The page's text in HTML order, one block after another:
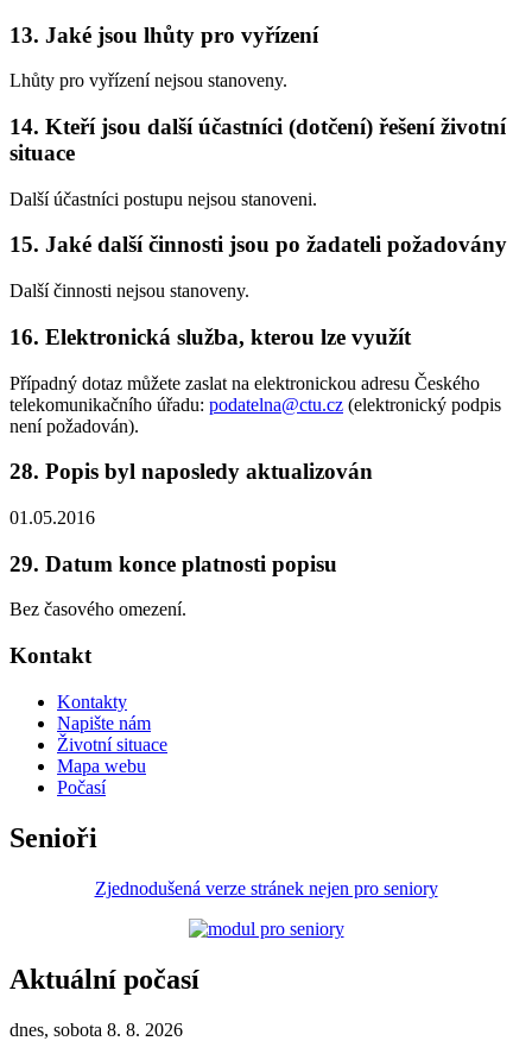
13. Jaké jsou lhůty pro vyřízení
Lhůty pro vyřízení nejsou stanoveny.
14. Kteří jsou další účastníci (dotčení) řešení životní
situace
Další účastníci postupu nejsou stanoveni.
15. Jaké další činnosti jsou po žadateli požadovány
Další činnosti nejsou stanoveny.
16. Elektronická služba, kterou lze využít
Případný dotaz můžete zaslat na elektronickou adresu Českého
telekomunikačního úřadu: podatelna@ctu.cz (elektronický podpis
není požadován).
28. Popis byl naposledy aktualizován
01.05.2016
29. Datum konce platnosti popisu
Bez časového omezení.
Kontakt
Kontakty
Napište nám
Životní situace
Mapa webu
Počasí
Senioři
Zjednodušená verze stránek nejen pro seniory
Aktuální počasí
dnes, sobota 8. 8. 2026